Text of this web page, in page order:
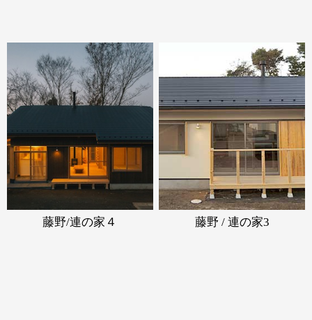
藤野/連の家４ 藤野 / 連の家3